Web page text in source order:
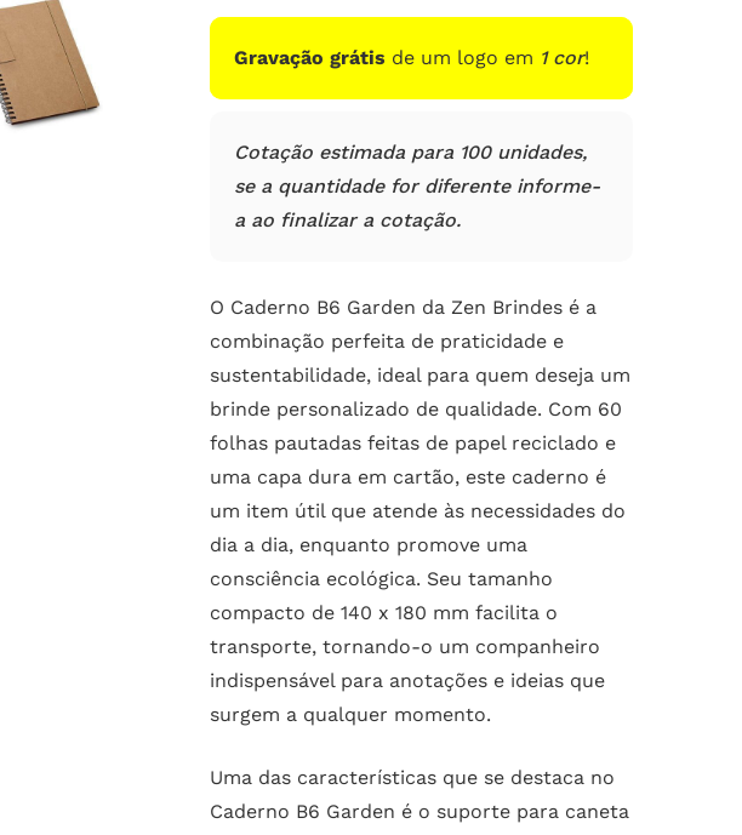
clientes
Gravação grátis de um logo em 1 cor!
Cotação estimada para 100 unidades,
se a quantidade for diferente informe-
a ao finalizar a cotação.
O Caderno B6 Garden da Zen Brindes é a
combinação perfeita de praticidade e
sustentabilidade, ideal para quem deseja um
brinde personalizado de qualidade. Com 60
folhas pautadas feitas de papel reciclado e
uma capa dura em cartão, este caderno é
um item útil que atende às necessidades do
dia a dia, enquanto promove uma
consciência ecológica. Seu tamanho
compacto de 140 x 180 mm facilita o
transporte, tornando-o um companheiro
indispensável para anotações e ideias que
surgem a qualquer momento.
Uma das características que se destaca no
Caderno B6 Garden é o suporte para caneta